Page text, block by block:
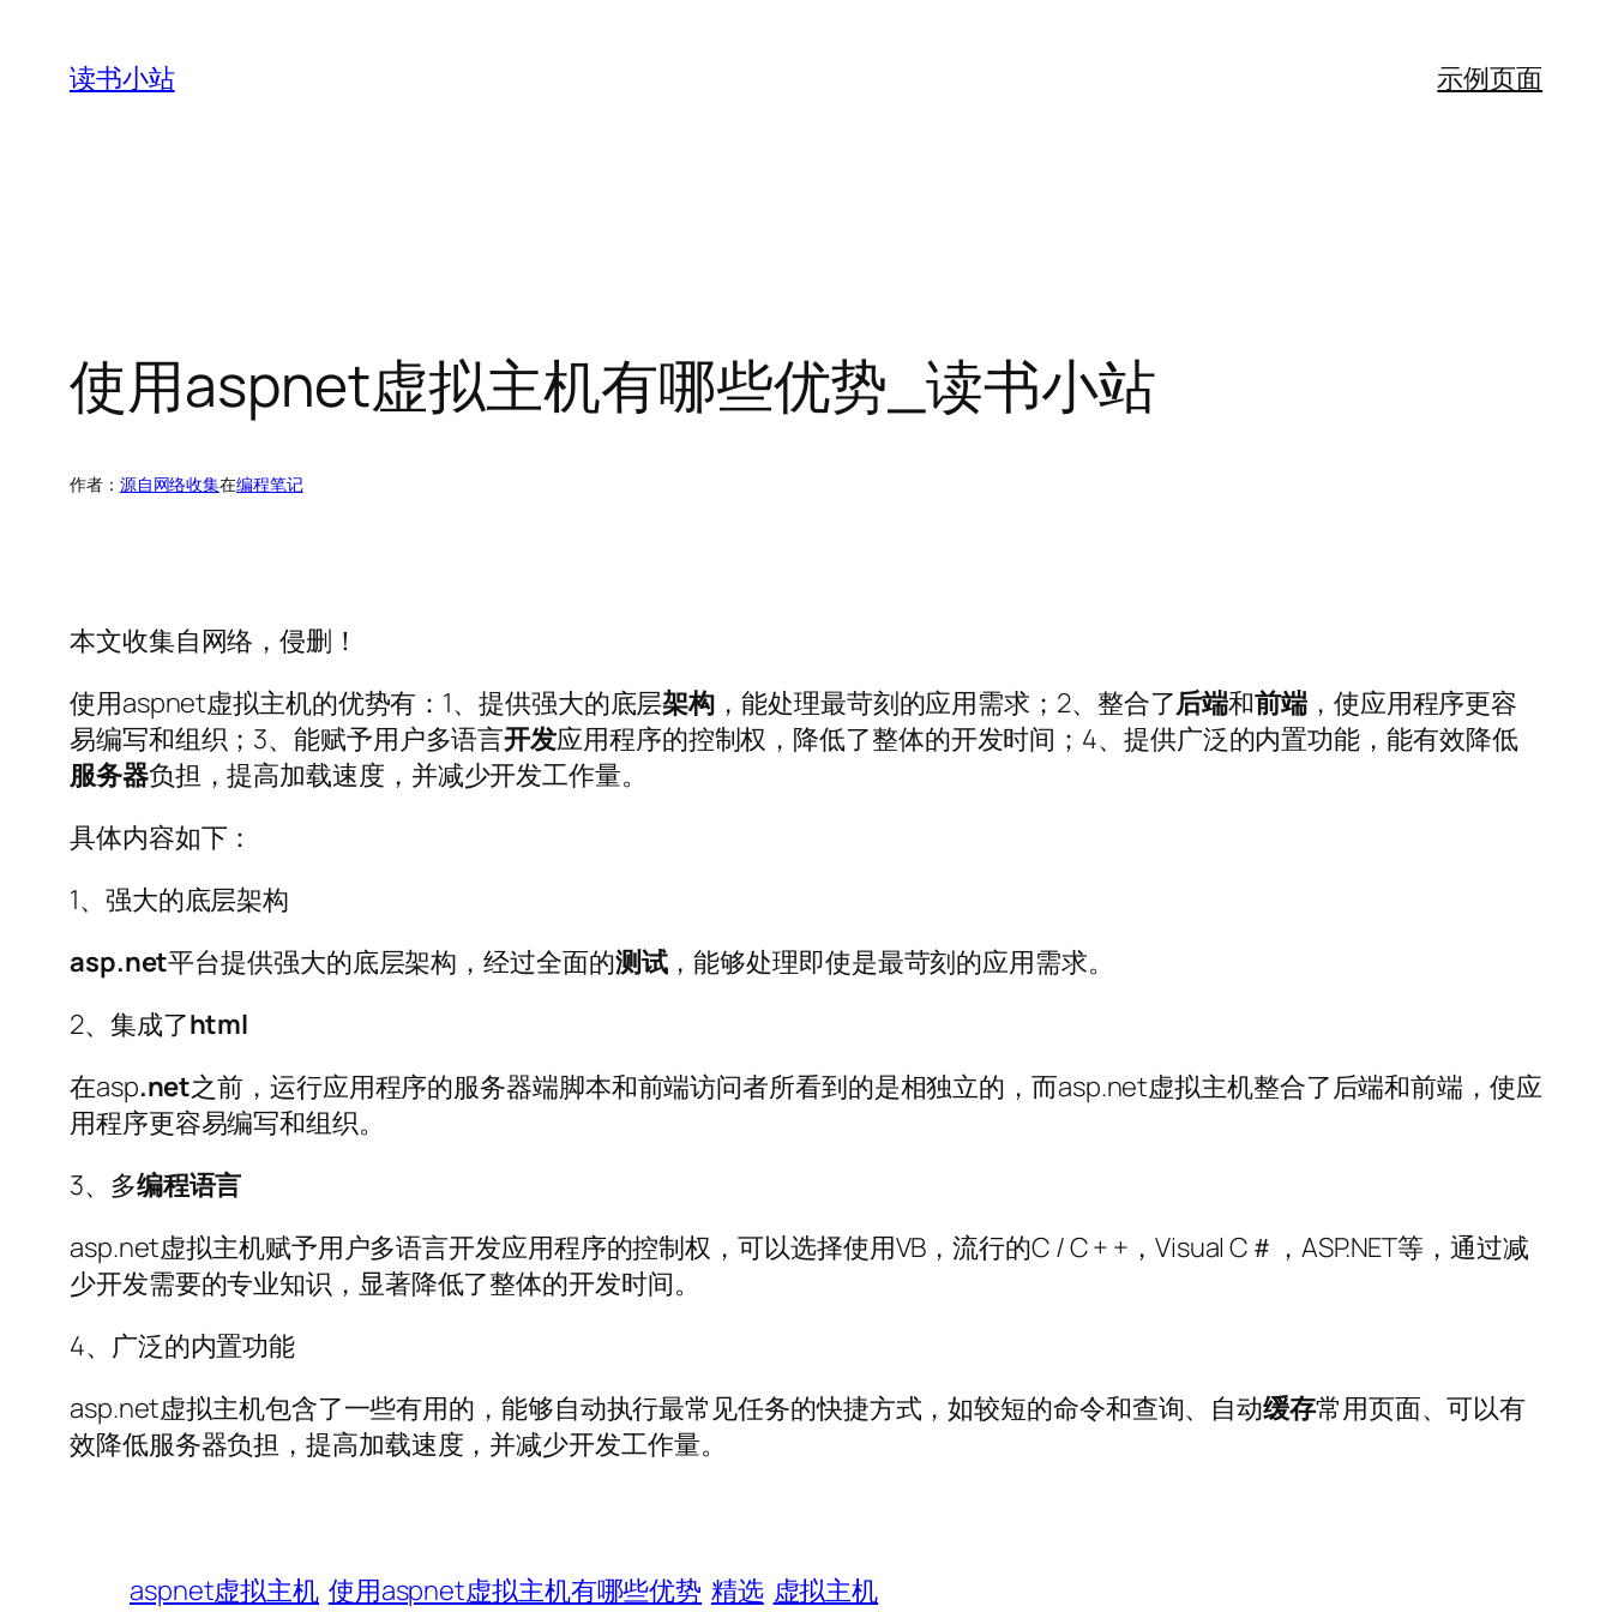
读书小站 示例页面
使用aspnet虚拟主机有哪些优势_读书小站
作者： 源自网络收集在编程笔记
本文收集自网络，侵删！
使用aspnet虚拟主机的优势有：1、提供强大的底层架构 ，能处理最苛刻的应用需求；2、整合了后端和前端，使应用程序更容
易编写和组织；3、能赋予用户多语言开发应用程序的控制权，降低了整体的开发时间；4、提供广泛的内置功能，能有效降低
服务器负担，提高加载速度，并减少开发工作量。
具体内容如下：
1、强大的底层架构
asp.net平台提供强大的底层架构，经过全面的测试，能够处理即使是最苛刻的应用需求。
2、集成了html
在asp.net之前，运行应用程序的服务器端脚本和前端访问者所看到的是相独立的，而asp.net虚拟主机整合了后端和前端，使应
用程序更容易编写和组织。
3、多编程语言
asp.net虚拟主机赋予用户多语言开发应用程序的控制权，可以选择使用VB，流行的C / C + +，Visual C＃，ASP.NET等，通过减
少开发需要的专业知识，显著降低了整体的开发时间。
4、广泛的内置功能
asp.net虚拟主机包含了一些有用的，能够自动执行最常见任务的快捷方式，如较短的命令和查询、自动缓存常用页面、可以有
效降低服务器负担，提高加载速度，并减少开发工作量。
aspnet虚拟主机 使用aspnet虚拟主机有哪些优势 精选 虚拟主机